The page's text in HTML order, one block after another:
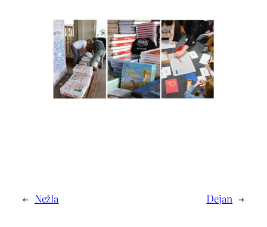
← Nežla Dejan →